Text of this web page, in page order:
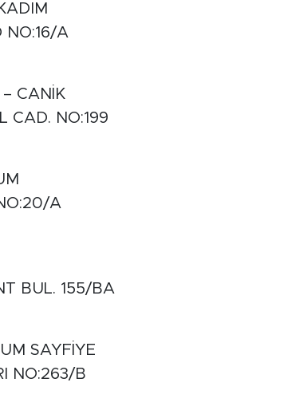
NO:16/A
CANİK
CAD. NO:199
A
BUL. 155/BA
SAYFİYE
NO:263/B